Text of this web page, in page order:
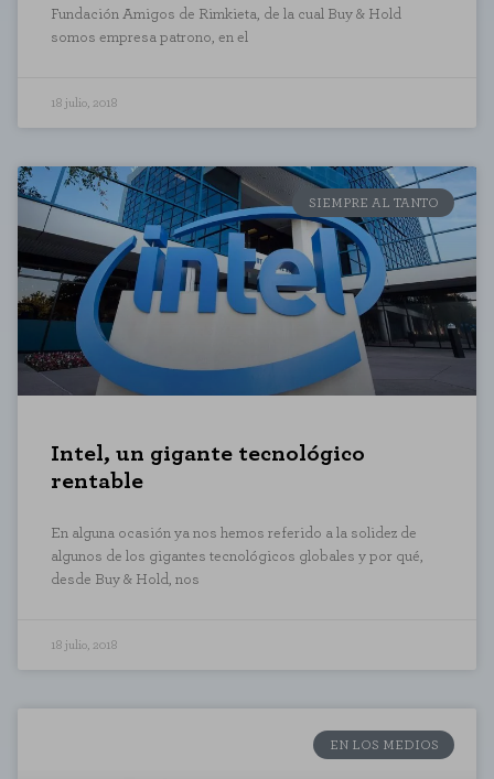
Fundación Amigos de Rimkieta, de la cual Buy & Hold
somos empresa patrono, en el
18 julio, 2018
SIEMPRE AL TANTO
Intel, un gigante tecnológico
rentable
En alguna ocasión ya nos hemos referido a la solidez de
algunos de los gigantes tecnológicos globales y por qué,
desde Buy & Hold, nos
18 julio, 2018
EN LOS MEDIOS